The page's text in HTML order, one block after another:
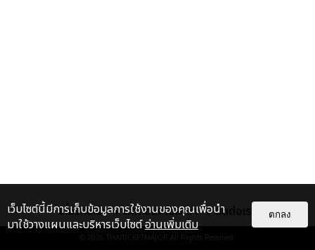
เกี่ยวกับเรา ติดต่อลงโฆษณา ติดต่อเรา
© 2026 THAITICKETMAJOR All Rights Reserved.
เว็บไซต์นี้มีการเก็บข้อมูลการใช้งานของคุณเพื่อนำ
มาใช้วางแผนและบริหารเว็บไซต์อ่านเพิ่มเติม
ตกลง